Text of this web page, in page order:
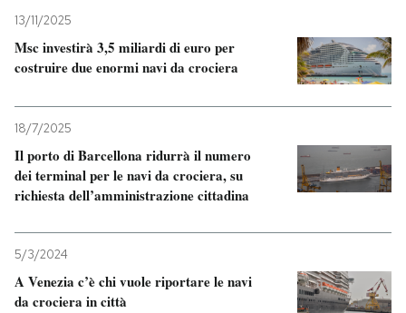
SHOP
CALENDARIO
AREA PERSONALE
13/11/2025
Msc investirà 3,5 miliardi di euro per
costruire due enormi navi da crociera
18/7/2025
Il porto di Barcellona ridurrà il numero
dei terminal per le navi da crociera, su
richiesta dell’amministrazione cittadina
5/3/2024
A Venezia c’è chi vuole riportare le navi
da crociera in città